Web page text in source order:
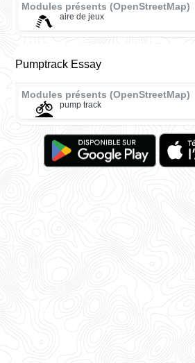
Modules présents (OpenStreetMap)
aire de jeux
Pumptrack Essay
Modules présents (OpenStreetMap)
pump track